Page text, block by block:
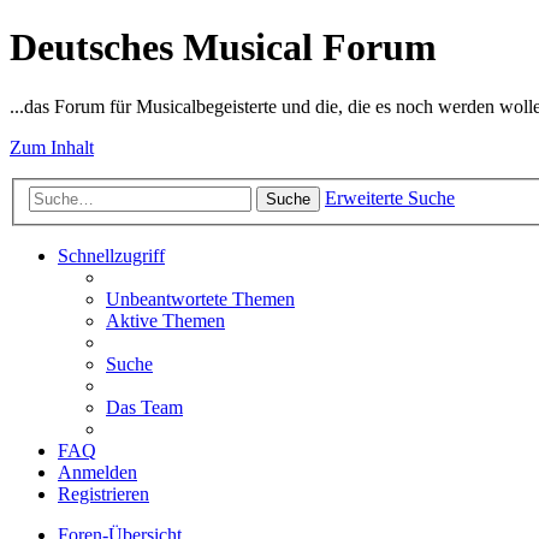
Deutsches Musical Forum
...das Forum für Musicalbegeisterte und die, die es noch werden
Zum Inhalt
Suche Erweiterte Suche
Schnellzugriff
Unbeantwortete Themen
Aktive Themen
Suche
Das Team
FAQ
Anmelden
Registrieren